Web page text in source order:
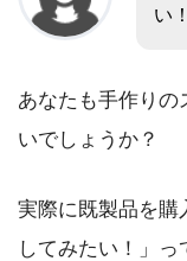
い！
あなたも手作りの
いでしょうか？
実際に既製品を購
してみたい！」っ